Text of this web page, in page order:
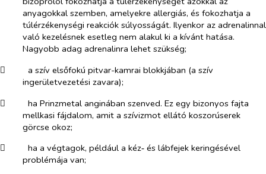
anyagokkal szemben, amelyekre allergiás, és fokozhatja a
túlérzékenységi reakciók súlyosságát. Ilyenkor az adrenalinnal
való kezelésnek esetleg nem alakul ki a kívánt hatása.
Nagyobb adag adrenalinra lehet szükség;
​
a szív elsőfokú pitvar-kamrai blokkjában (a szív
ingerületvezetési zavara);
​
ha Prinzmetal anginában szenved. Ez egy bizonyos fajta
mellkasi fájdalom, amit a szívizmot ellátó koszorúserek
görcse okoz;
​
ha a végtagok, például a kéz‑ és lábfejek keringésével
problémája van;